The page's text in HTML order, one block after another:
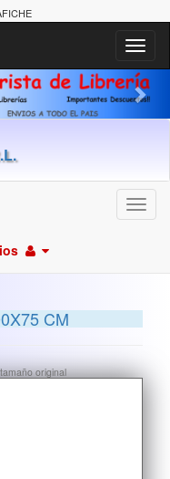
CM
original